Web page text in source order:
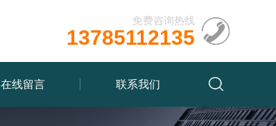
免费咨询热线
13785112135
在线留言 联系我们